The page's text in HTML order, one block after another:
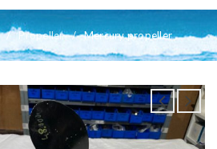
/ Propeller / Mercury propeller